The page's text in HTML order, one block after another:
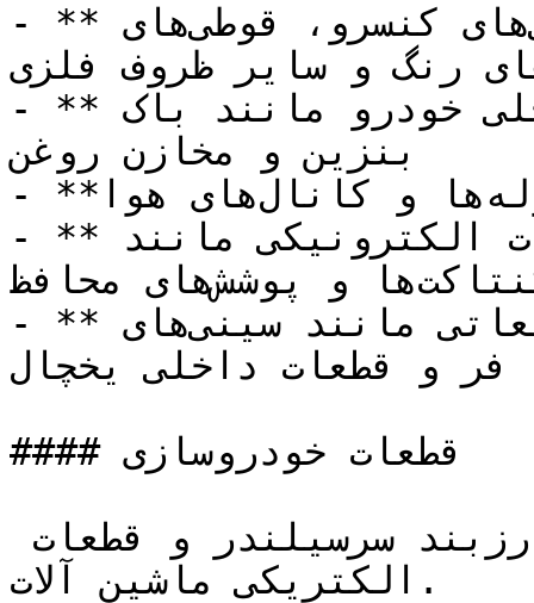
- **صنعت بسته‌بندی:** تولید قوطی‌های کنسرو، قوطی‌های
قوطی‌های رنگ و سایر ظروف فلزی
- **صنعت خودرو:** ساخت قطعات داخلی خودرو مانند باک
بنزین و مخازن روغن
- **صنعت ساختمان**: تولید لوله‌ها و کانال‌های هوا
- **صنعت الکترونیک**: ساخت قطعات الکترونیکی مانند
کنتاکت‌ها و پوشش‌های محافظ
- **صنعت لوازم خانگی**: تولید قطعاتی مانند سینی‌های
فر و قطعات داخلی یخچال
#### قطعات خودروسازی
الکتریکی ماشین آلات.